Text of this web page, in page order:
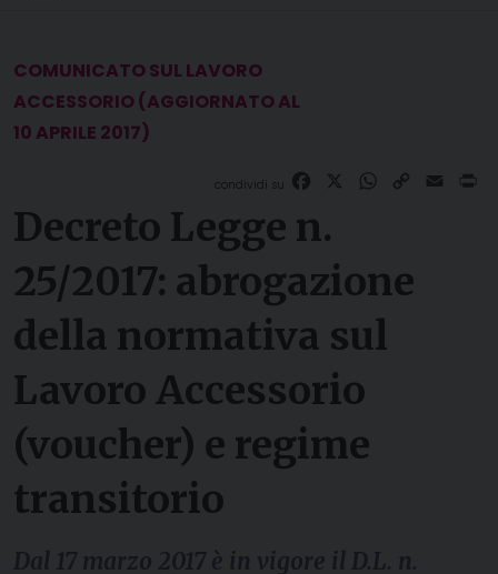
COMUNICATO SUL LAVORO
ACCESSORIO (AGGIORNATO AL
10 APRILE 2017)
FacebookWhatsApp
CopyEmail
Decreto Legge n.
25/2017: abrogazione
della normativa sul
Lavoro Accessorio
(voucher) e regime
transitorio